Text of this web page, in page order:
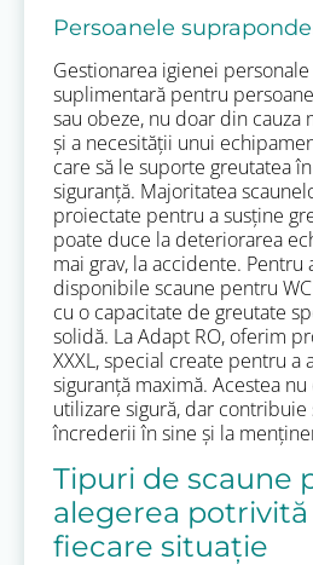
Persoanele
Gestionarea igienei
suplimentară pentru
sau obeze, nu doar din
și a necesității unui
care să le suporte greutatea
siguranță. Majoritatea
proiectate pentru a susține
poate duce la deteriorarea
mai grav, la accidente.
disponibile scaune pentru
cu o capacitate de greutate
solidă. La Adapt RO, oferim
XXXL, special create pentru a
siguranță maximă. Acestea
utilizare sigură, dar contribuie
încrederii în sine și la
Tipuri de scaune
alegerea
fiecare situație